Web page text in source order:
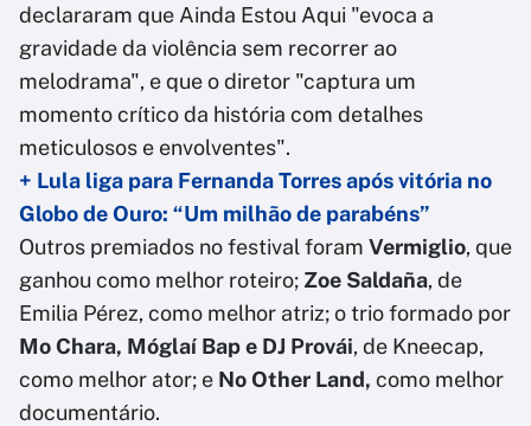
declararam que Ainda Estou Aqui "evoca a
gravidade da violência sem recorrer ao
melodrama", e que o diretor "captura um
momento crítico da história com detalhes
meticulosos e envolventes".
+ Lula liga para Fernanda Torres após vitória no
Globo de Ouro: “Um milhão de parabéns”
Outros premiados no festival foram Vermiglio, que
ganhou como melhor roteiro; Zoe Saldaña, de
Emilia Pérez, como melhor atriz; o trio formado por
Mo Chara, Móglaí Bap e DJ Provái, de Kneecap,
como melhor ator; e No Other Land, como melhor
documentário.